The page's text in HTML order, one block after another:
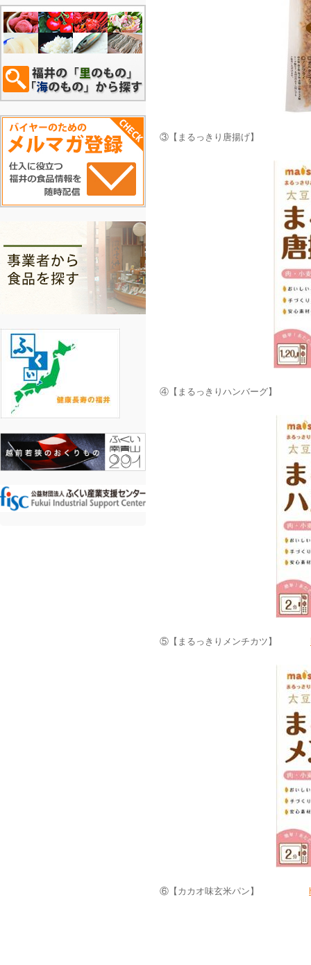
③【まるっきり唐揚げ
④【まるっきりハンバーグ
⑤【まるっきりメンチカツ】
⑥【カカオ味玄米パン】